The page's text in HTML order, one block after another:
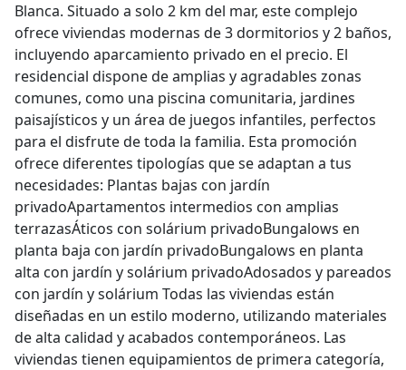
Blanca. Situado a solo 2 km del mar, este complejo
ofrece viviendas modernas de 3 dormitorios y 2 baños,
incluyendo aparcamiento privado en el precio. El
residencial dispone de amplias y agradables zonas
comunes, como una piscina comunitaria, jardines
paisajísticos y un área de juegos infantiles, perfectos
para el disfrute de toda la familia. Esta promoción
ofrece diferentes tipologías que se adaptan a tus
necesidades: Plantas bajas con jardín
privadoApartamentos intermedios con amplias
terrazasÁticos con solárium privadoBungalows en
planta baja con jardín privadoBungalows en planta
alta con jardín y solárium privadoAdosados y pareados
con jardín y solárium Todas las viviendas están
diseñadas en un estilo moderno, utilizando materiales
de alta calidad y acabados contemporáneos. Las
viviendas tienen equipamientos de primera categoría,